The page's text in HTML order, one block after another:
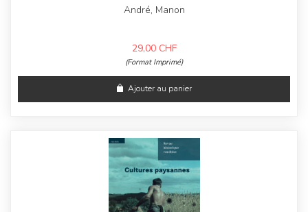
André, Manon
29,00 CHF
(Format Imprimé)
Ajouter au panier